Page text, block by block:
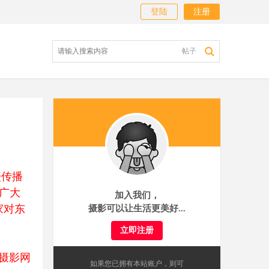
登陆 注册
帖子
播
大
对东
影网
加入我们，
摄影可以让生活更美好...
立即注册
如果您已拥有本站账户，则可